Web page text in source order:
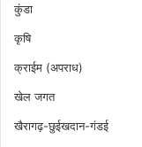
कुंडा
कृषि
क्राईम (अपराध)
खेल जगत
खैरागढ़-छुईखदान-गंडई